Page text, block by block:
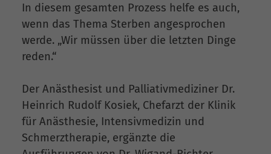
In diesem gesamten Prozess helfe es auch,
wenn das Thema Sterben angesprochen
werde. „Wir müssen über die letzten Dinge
reden.“
Der Anästhesist und Palliativmediziner Dr.
Heinrich Rudolf Kosiek, Chefarzt der Klinik
für Anästhesie, Intensivmedizin und
Schmerztherapie, ergänzte die